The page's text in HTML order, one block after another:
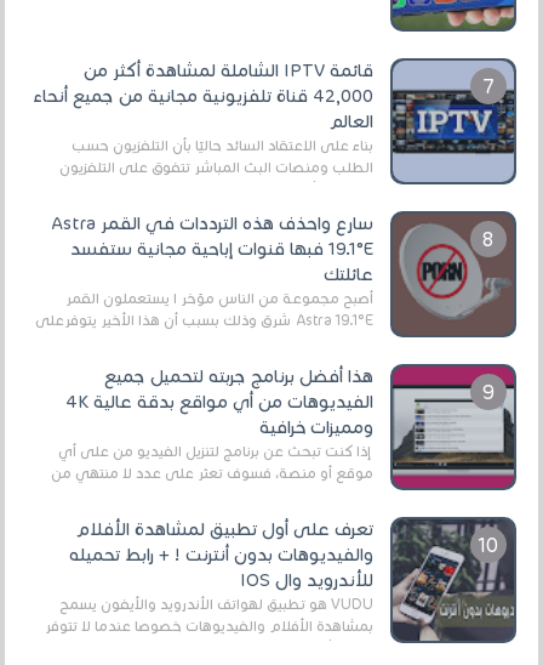
قائمة IPTV الشاملة لمشاهدة أكثر من
42,000 قناة تلفزيونية مجانية من جميع أنحاء
العالم
بناءً على الاعتقاد السائد حاليًا بأن التلفزيون حسب
الطلب ومنصات البث المباشر تتفوق على التلفزيون
سارع واحذف هذه الترددات في القمر Astra
19.1°E فبها قنوات إباحية مجانية ستفسد
عائلتك
أصبح مجموعة من الناس مؤخر ا يستعملون القمر
Astra 19.1°E شرق وذلك بسبب أن هذا الأخير يتوفرعلى
هذا أفضل برنامج جربته لتحميل جميع
الفيديوهات من أي مواقع بدقة عالية 4K
ومميزات خرافية
إذا كنت تبحث عن برنامج لتنزيل الفيديو من على أي
موقع أو منصة، فسوف تعثر على عدد لا منتهي من
تعرف على أول تطبيق لمشاهدة الأفلام
والفيديوهات بدون أنترنت ! + رابط تحميله
للأندرويد وال IOS
VUDU هو تطبيق لهواتف الأندرويد والأيفون يسمح
بمشاهدة الأفلام والفيديوهات خصوصا عندما لا تتوفر